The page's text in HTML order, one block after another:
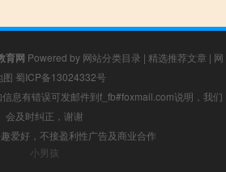
育网 Powered by 网站分类目录 | 精选推荐文章 | 网
图 蜀ICP备13024332号
息有错误可发邮件到f_fb#foxmail.com说明，我们
会及时纠正，谢谢
爱好，不接盈利性广告及商业合作
小男孩